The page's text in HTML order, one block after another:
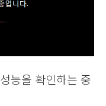
능을 확인하는 중